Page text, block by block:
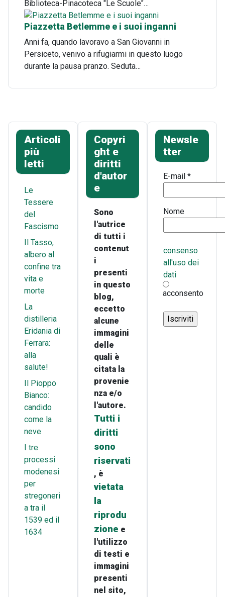
Biblioteca-Pinacoteca "Le Scuole"…
Piazzetta Betlemme e i suoi inganni
Anni fa, quando lavoravo a San Giovanni in
Persiceto, venivo a rifugiarmi in questo luogo
durante la pausa pranzo. Seduta…
Articoli
più
letti
Le
Tessere
del
Fascismo
Il Tasso,
albero al
confine tra
vita e
morte
La
distilleria
Eridania di
Ferrara:
alla
salute!
Il Pioppo
Bianco:
candido
come la
neve
I tre
processi
modenesi
per
stregoneri
a tra il
1539 ed il
1634
Copyri
ght e
diritti
d'autor
e
Sono
l'autrice
di tutti i
contenut
i
presenti
in questo
blog,
eccetto
alcune
immagini
delle
quali è
citata la
provenie
nza e/o
l'autore.
Tutti i
diritti
sono
riservati
, è
vietata
la
riprodu
zione e
l'utilizzo
di testi e
immagini
presenti
nel sito,
Newsle
tter
E-mail*
Nome
consenso
all'uso dei
dati
acconsento